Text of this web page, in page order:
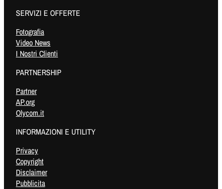
SERVIZI E OFFERTE
Fotografia
Video News
I Nostri Clienti
PARTNERSHIP
Partner
AP.org
Olycom.it
INFORMAZIONI E UTILITY
Privacy
Copyright
Disclaimer
Pubblicita